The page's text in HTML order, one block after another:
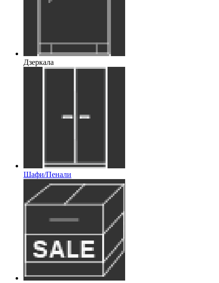
Дзеркала
Шафи/Пенали